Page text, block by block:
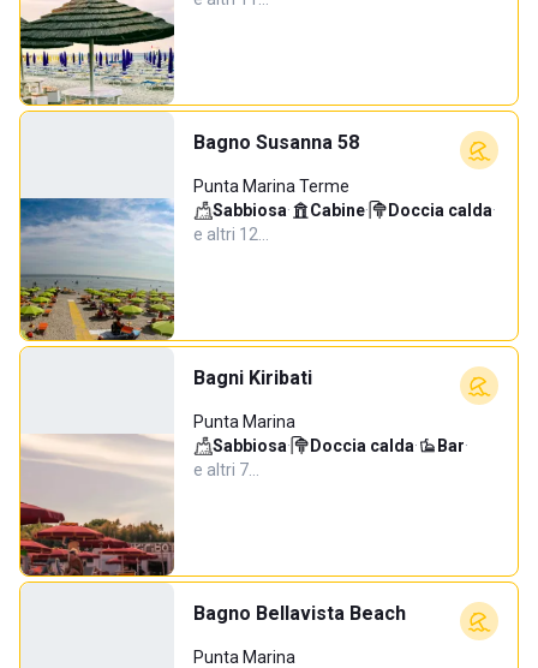
Bagno Susanna 58
Punta Marina Terme
Sabbiosa· Cabine· Doccia calda·
e altri 12…
Bagni Kiribati
Punta Marina
Sabbiosa· Doccia calda· Bar·
e altri 7…
Bagno Bellavista Beach
Punta Marina